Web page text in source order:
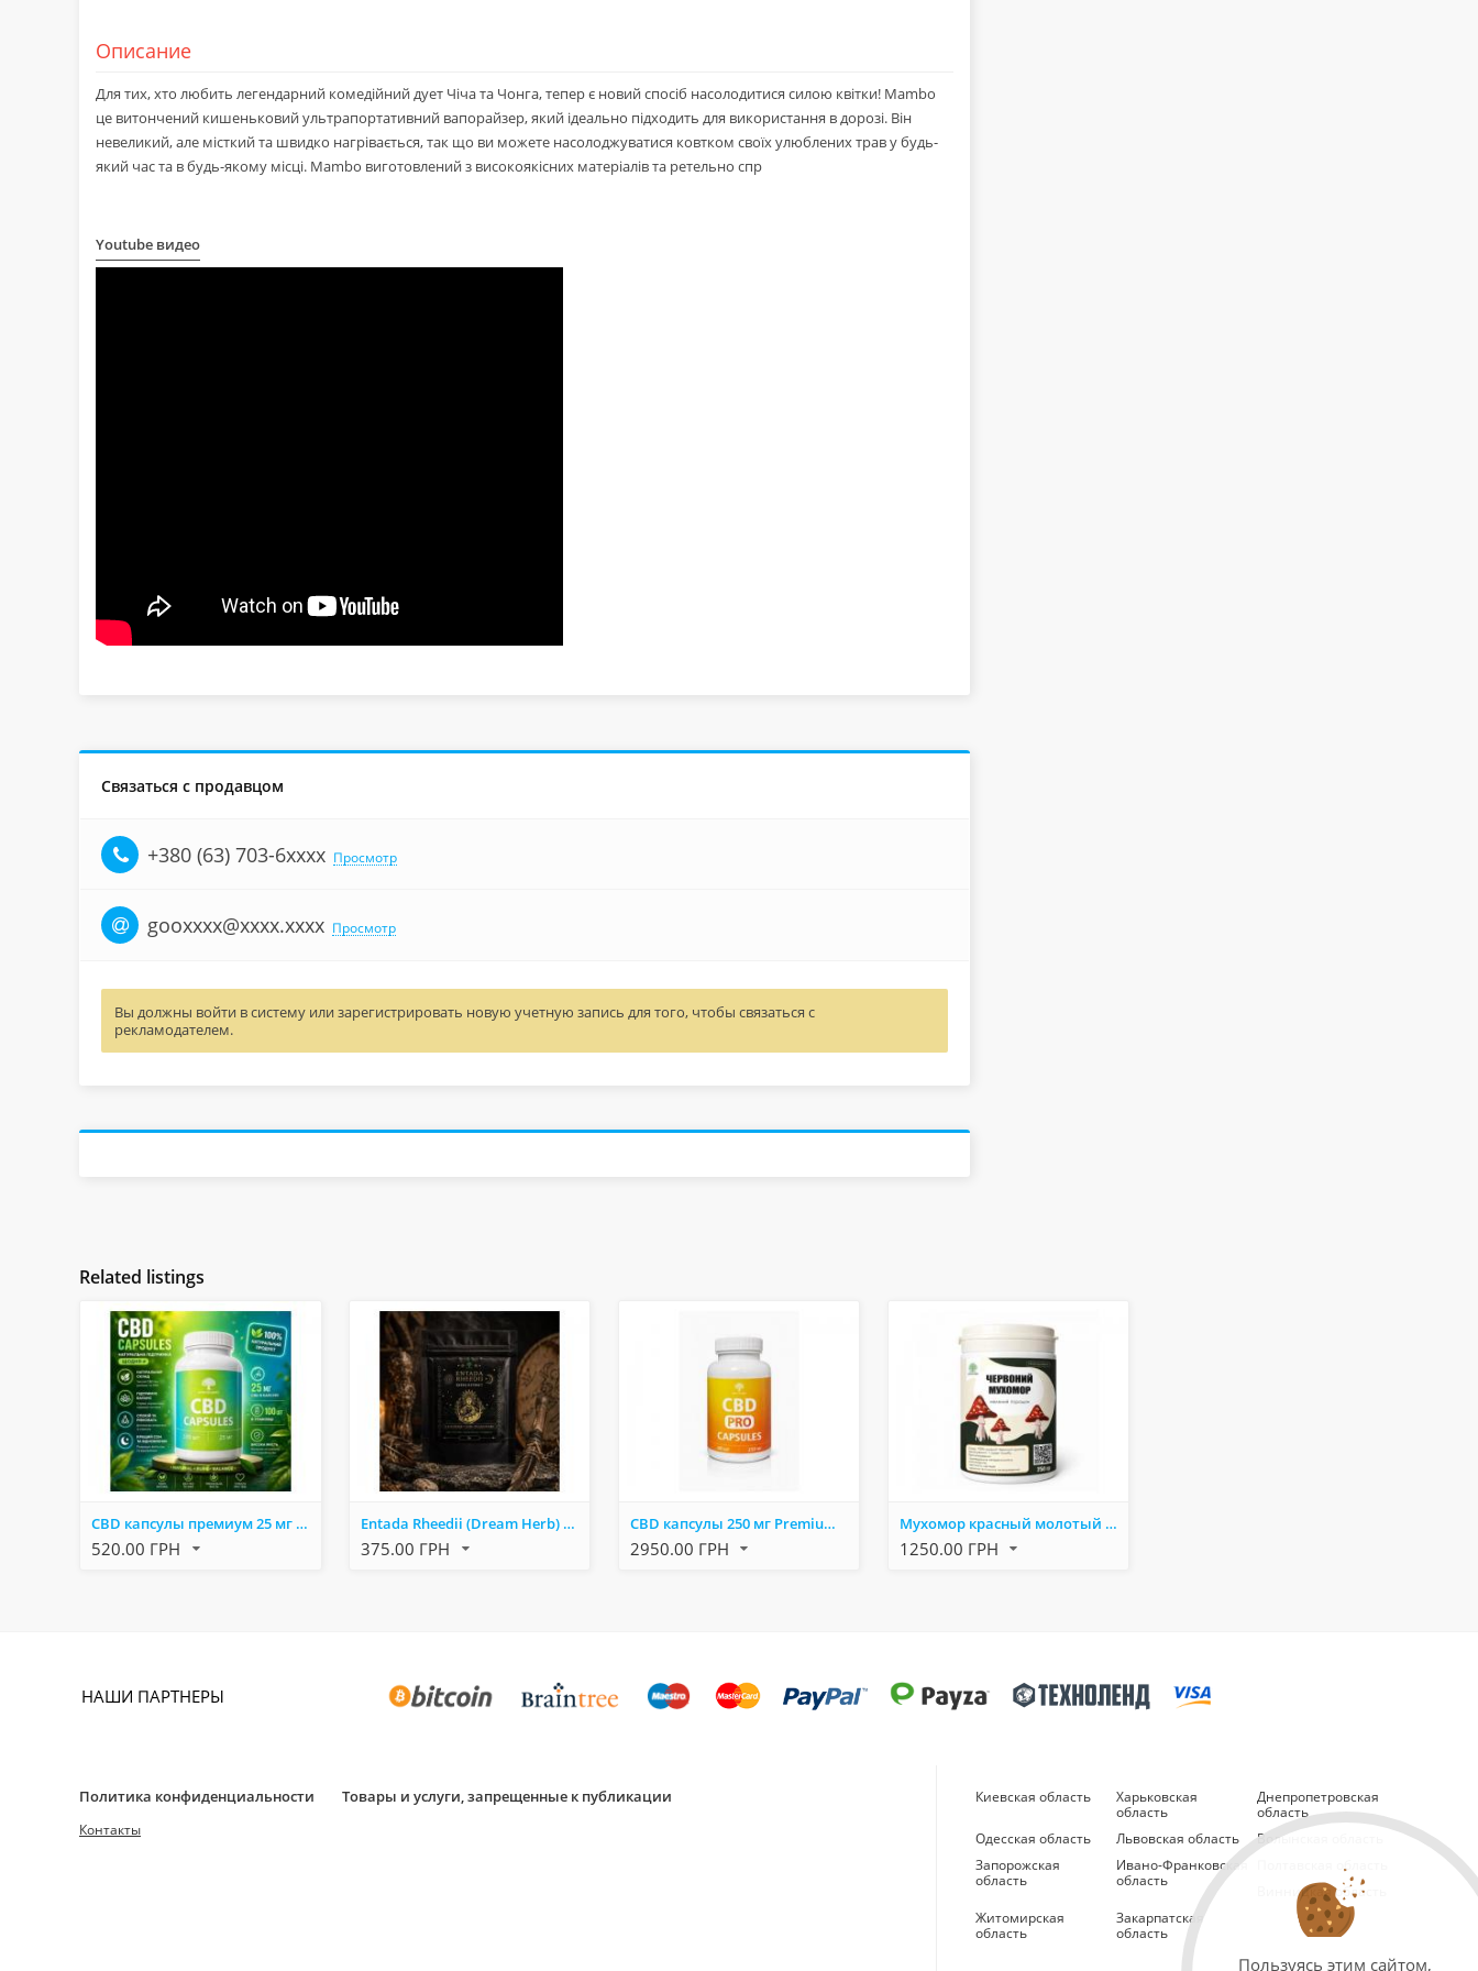
Пользуясь этим сайтом,
Описание
Для тих, хто любить легендарний комедійний дует Чіча та Чонга, тепер є новий спосіб насолодитися силою квітки! Mambo
це витончений кишеньковий ультрапортативний вапорайзер, який ідеально підходить для використання в дорозі. Він
невеликий, але місткий та швидко нагрівається, так що ви можете насолоджуватися ковтком своїх улюблених трав у будь-
який час та в будь-якому місці. Mambo виготовлений з високоякісних матеріалів та ретельно спр
Youtube видео
Связаться с продавцом
+380 (63) 703-6xxxx Просмотр
gooxxxx@xxxx.xxxx Просмотр
Вы должны войти в систему или зарегистрировать новую учетную запись для того, чтобы связаться с
рекламодателем.
Related listings
CBD капсулы премиум 25 мг 60 капсул – поддержка эмоционального баланса, сна и самочувствия
520.00 ГРН
Entada Rheedii (Dream Herb) – экстракт семян африканской травы сновидений
375.00 ГРН
CBD капсулы 250 мг Premium 60 шт — натуральная поддержка нервной системы, снижение стресса и улучшен
2950.00 ГРН
Мухомор красный молотый 250 г – натуральный продукт для заваривания чая
1250.00 ГРН
НАШИ ПАРТНЕРЫ
Политика конфиденциальности Товары и услуги, запрещенные к публикации
Контакты
Киевская область
Харьковская
область
Днепропетровская
область
Одесская область
Львовская область
Волынская область
Запорожская
область
Ивано-Франковская
область
Полтавская область
Винницкая область
Житомирская
область
Закарпатская
область